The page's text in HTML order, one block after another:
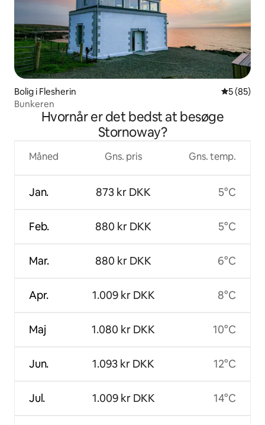
Bolig i Flesherin 5 ud af 5 i
5 (85)
Bunkeren
Hvornår er det bedst at besøge
Stornoway?
Måned
Jan.
Feb.
Mar.
Apr.
Maj
Jun.
Jul.
Gns. pris
873 kr DKK
880 kr DKK
880 kr DKK
1.009 kr DKK
1.080 kr DKK
1.093 kr DKK
1.009 kr DKK
Gns. temp.
5°C
5°C
6°C
8°C
10°C
12°C
14°C